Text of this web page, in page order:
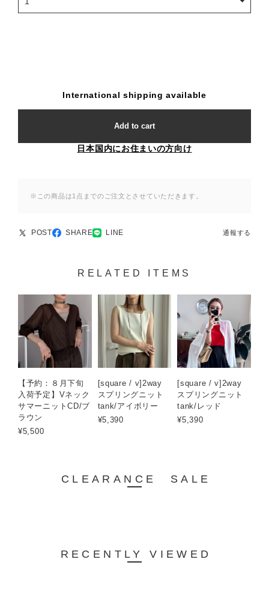
International shipping available
Add to cart
日本国内にお住まいの方向け
※この商品は1点までのご注文とさせていただきます。
POST SHARE LINE 通報する
RELATED ITEMS
【予約：８月下旬
入荷予定】Vネック
サマーニットCD/ブ
ラウン
¥5,500
[square / v]2way
スプリングニット
tank/アイボリー
¥5,390
[square / v]2way
スプリングニット
tank/レッド
¥5,390
CLEARANCE SALE
RECENTLY VIEWED